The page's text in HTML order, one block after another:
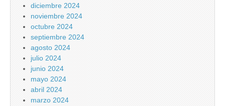
diciembre 2024
noviembre 2024
octubre 2024
septiembre 2024
agosto 2024
julio 2024
junio 2024
mayo 2024
abril 2024
marzo 2024